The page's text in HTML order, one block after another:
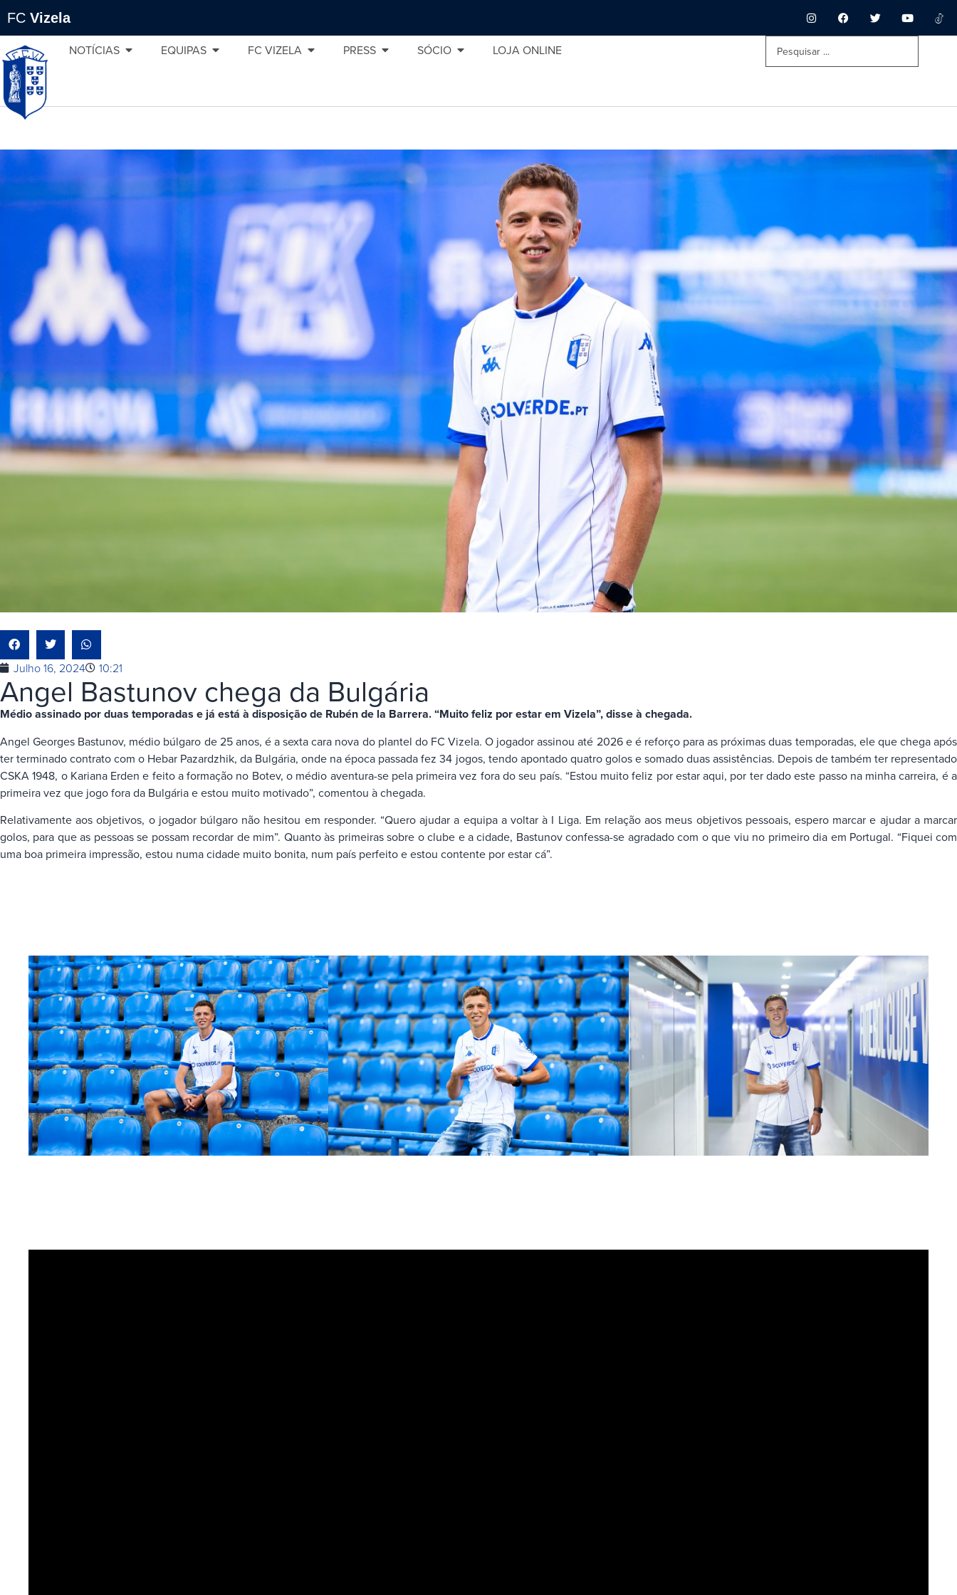
FC Vizela
NOTÍCIAS EQUIPAS FC VIZELA PRESS SÓCIO LOJA ONLINE
Julho 16, 2024 10:21
Angel Bastunov chega da Bulgária
Médio assinado por duas temporadas e já está à disposição de Rubén de la Barrera. “Muito feliz por estar em Vizela”, disse à chegada.
Angel Georges Bastunov, médio búlgaro de 25 anos, é a sexta cara nova do plantel do FC Vizela. O jogador assinou até 2026 e é reforço para as próximas duas temporadas, ele que chega após
ter terminado contrato com o Hebar Pazardzhik, da Bulgária, onde na época passada fez 34 jogos, tendo apontado quatro golos e somado duas assistências. Depois de também ter representado
CSKA 1948, o Kariana Erden e feito a formação no Botev, o médio aventura-se pela primeira vez fora do seu país. “Estou muito feliz por estar aqui, por ter dado este passo na minha carreira, é a
primeira vez que jogo fora da Bulgária e estou muito motivado”, comentou à chegada.
Relativamente aos objetivos, o jogador búlgaro não hesitou em responder. “Quero ajudar a equipa a voltar à I Liga. Em relação aos meus objetivos pessoais, espero marcar e ajudar a marcar
golos, para que as pessoas se possam recordar de mim”. Quanto às primeiras sobre o clube e a cidade, Bastunov confessa-se agradado com o que viu no primeiro dia em Portugal. “Fiquei com
uma boa primeira impressão, estou numa cidade muito bonita, num país perfeito e estou contente por estar cá”.